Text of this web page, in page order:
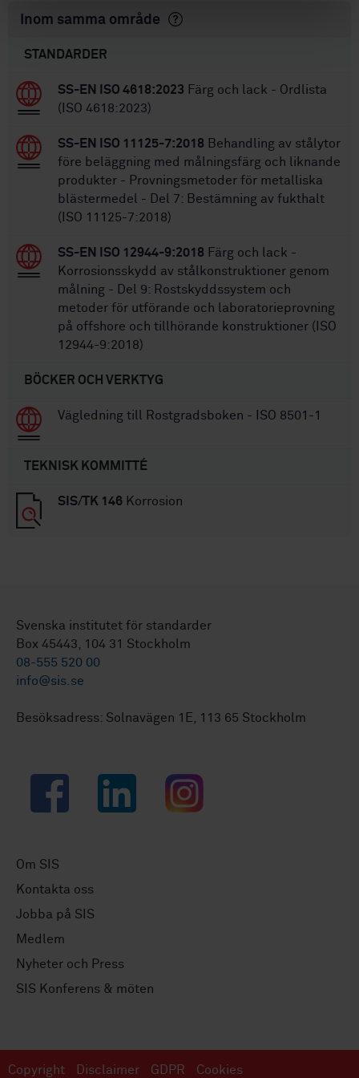
Inom samma område
STANDARDER
SS-EN ISO 4618:2023 Färg och lack - Ordlista
(ISO 4618:2023)
SS-EN ISO 11125-7:2018 Behandling av stålytor
före beläggning med målningsfärg och liknande
produkter - Provningsmetoder för metalliska
blästermedel - Del 7: Bestämning av fukthalt
(ISO 11125-7:2018)
SS-EN ISO 12944-9:2018 Färg och lack -
Korrosionsskydd av stålkonstruktioner genom
målning - Del 9: Rostskyddssystem och
metoder för utförande och laboratorieprovning
på offshore och tillhörande konstruktioner (ISO
12944-9:2018)
BÖCKER OCH VERKTYG
Vägledning till Rostgradsboken - ISO 8501-1
TEKNISK KOMMITTÉ
SIS/TK 146 Korrosion
Svenska institutet för standarder
Box 45443, 104 31 Stockholm
08-555 520 00
info@sis.se
Besöksadress: Solnavägen 1E, 113 65 Stockholm
Facebook LinkedIn Instagram
Om SIS
Kontakta oss
Jobba på SIS
Medlem
Nyheter och Press
SIS Konferens & möten
Copyright Disclaimer GDPR Cookies